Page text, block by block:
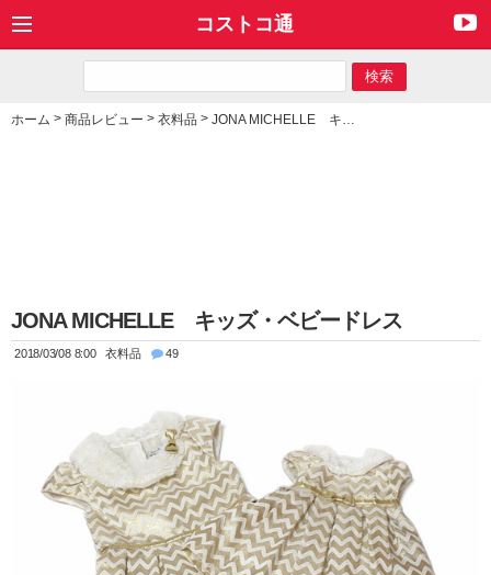
コストコ通
ホーム > 商品レビュー > 衣料品 > JONA MICHELLE キッズ・ベビードレス
JONA MICHELLE キッズ・ベビードレス
2018/03/08 8:00 衣料品 49